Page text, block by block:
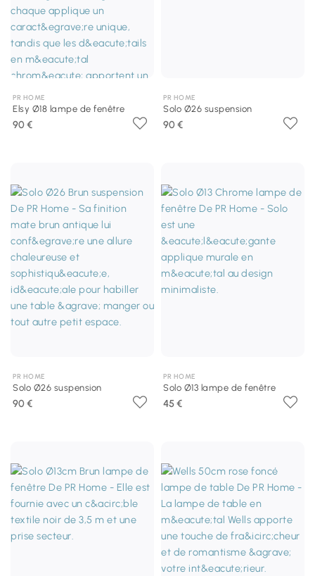
PR HOME
Elsy Ø18 lampe de fenêtre
90 €
PR HOME
Solo Ø26 suspension
90 €
PR HOME
Solo Ø26 suspension
90 €
PR HOME
Solo Ø13 lampe de fenêtre
45 €